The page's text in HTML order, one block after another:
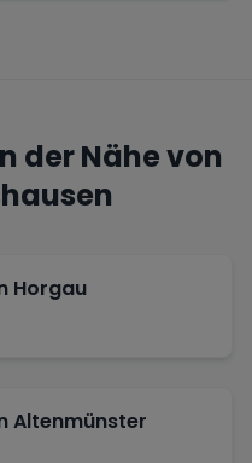
der Nähe von
Horgau
Altenmünster